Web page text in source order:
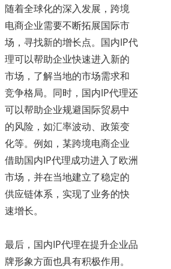
随着全球化的深入发展，跨境
电商企业需要不断拓展国际市
场，寻找新的增长点。国内IP代
理可以帮助企业快速进入新的
市场，了解当地的市场需求和
竞争格局。同时，国内IP代理还
可以帮助企业规避国际贸易中
的风险，如汇率波动、政策变
化等。例如，某跨境电商企业
借助国内IP代理成功进入了欧洲
市场，并在当地建立了稳定的
供应链体系，实现了业务的快
速增长。
最后，国内IP代理在提升企业品
牌形象方面也具有积极作用。